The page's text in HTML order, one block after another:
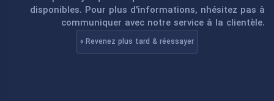
disponibles. Pour plus d'informations, nhésitez pas à
communiquer avec notre service à la clientèle.
« Revenez plus tard & réessayer